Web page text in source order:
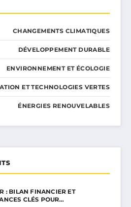
CHANGEMENTS CLIMATIQUES
DÉVELOPPEMENT DURABLE
ENVIRONNEMENT ET ÉCOLOGIE
ET TECHNOLOGIES VERTES
ÉNERGIES RENOUVELABLES
: BILAN FINANCIER ET
CLÉS POUR…